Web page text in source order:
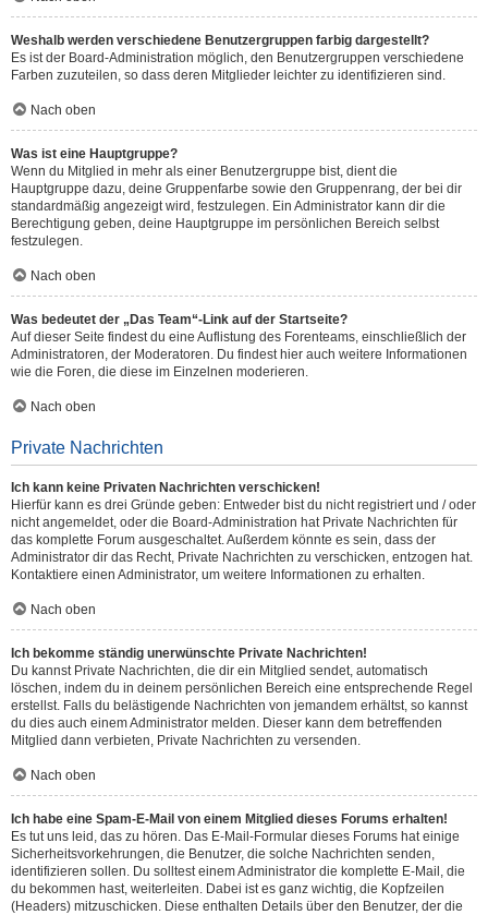
Weshalb werden verschiedene Benutzergruppen farbig dargestellt?
Es ist der Board-Administration möglich, den Benutzergruppen verschiedene
Farben zuzuteilen, so dass deren Mitglieder leichter zu identifizieren sind.
Nach oben
Was ist eine Hauptgruppe?
Wenn du Mitglied in mehr als einer Benutzergruppe bist, dient die
Hauptgruppe dazu, deine Gruppenfarbe sowie den Gruppenrang, der bei dir
standardmäßig angezeigt wird, festzulegen. Ein Administrator kann dir die
Berechtigung geben, deine Hauptgruppe im persönlichen Bereich selbst
festzulegen.
Nach oben
Was bedeutet der „Das Team“-Link auf der Startseite?
Auf dieser Seite findest du eine Auflistung des Forenteams, einschließlich der
Administratoren, der Moderatoren. Du findest hier auch weitere Informationen
wie die Foren, die diese im Einzelnen moderieren.
Nach oben
Private Nachrichten
Ich kann keine Privaten Nachrichten verschicken!
Hierfür kann es drei Gründe geben: Entweder bist du nicht registriert und / oder
nicht angemeldet, oder die Board-Administration hat Private Nachrichten für
das komplette Forum ausgeschaltet. Außerdem könnte es sein, dass der
Administrator dir das Recht, Private Nachrichten zu verschicken, entzogen hat.
Kontaktiere einen Administrator, um weitere Informationen zu erhalten.
Nach oben
Ich bekomme ständig unerwünschte Private Nachrichten!
Du kannst Private Nachrichten, die dir ein Mitglied sendet, automatisch
löschen, indem du in deinem persönlichen Bereich eine entsprechende Regel
erstellst. Falls du belästigende Nachrichten von jemandem erhältst, so kannst
du dies auch einem Administrator melden. Dieser kann dem betreffenden
Mitglied dann verbieten, Private Nachrichten zu versenden.
Nach oben
Ich habe eine Spam-E-Mail von einem Mitglied dieses Forums erhalten!
Es tut uns leid, das zu hören. Das E-Mail-Formular dieses Forums hat einige
Sicherheitsvorkehrungen, die Benutzer, die solche Nachrichten senden,
identifizieren sollen. Du solltest einem Administrator die komplette E-Mail, die
du bekommen hast, weiterleiten. Dabei ist es ganz wichtig, die Kopfzeilen
(Headers) mitzuschicken. Diese enthalten Details über den Benutzer, der die